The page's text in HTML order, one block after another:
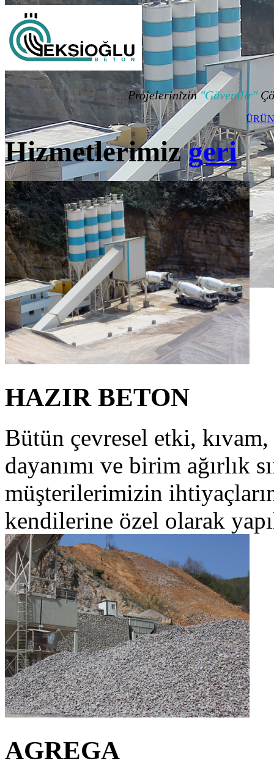
Projelerinizin"Güvenilir"
Hizmetlerimiz geri
HAZIR BETON
Bütün çevresel etki, kıvam,
dayanımı ve birim ağırlık
müşterilerimizin
kendilerine özel olarak
AGREGA